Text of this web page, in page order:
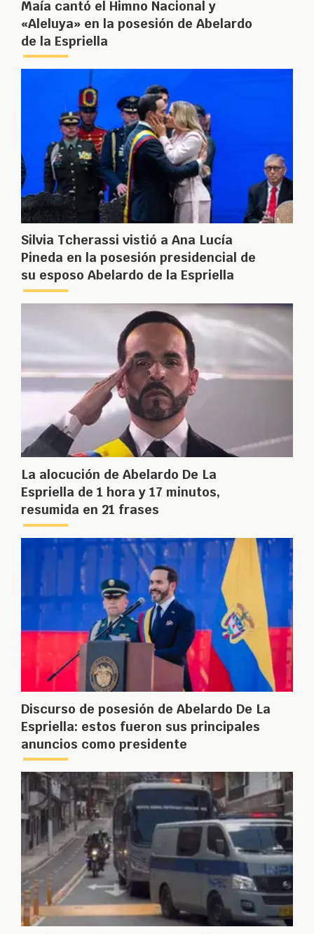
Maía cantó el Himno Nacional y
«Aleluya» en la posesión de Abelardo
de la Espriella
Silvia Tcherassi vistió a Ana Lucía
Pineda en la posesión presidencial de
su esposo Abelardo de la Espriella
La alocución de Abelardo De La
Espriella de 1 hora y 17 minutos,
resumida en 21 frases
Discurso de posesión de Abelardo De La
Espriella: estos fueron sus principales
anuncios como presidente